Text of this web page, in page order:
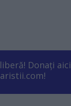
Donați aici